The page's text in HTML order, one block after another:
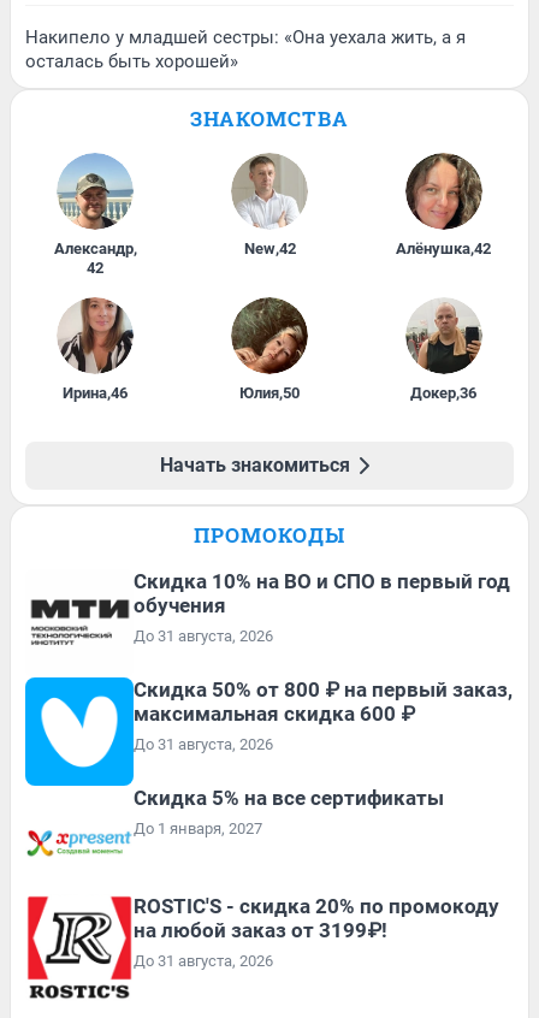
Накипело у младшей сестры: «Она уехала жить, а я
осталась быть хорошей»
ЗНАКОМСТВА
Александр,
42
New,42 Алёнушка,42
Ирина,46 Юлия,50 Докер,36
Начать знакомиться
ПРОМОКОДЫ
Скидка 10% на ВО и СПО в первый год
обучения
До 31 августа, 2026
Скидка 50% от 800 ₽ на первый заказ,
максимальная скидка 600 ₽
До 31 августа, 2026
Скидка 5% на все сертификаты
До 1 января, 2027
ROSTIC'S - скидка 20% по промокоду
на любой заказ от 3199₽!
До 31 августа, 2026